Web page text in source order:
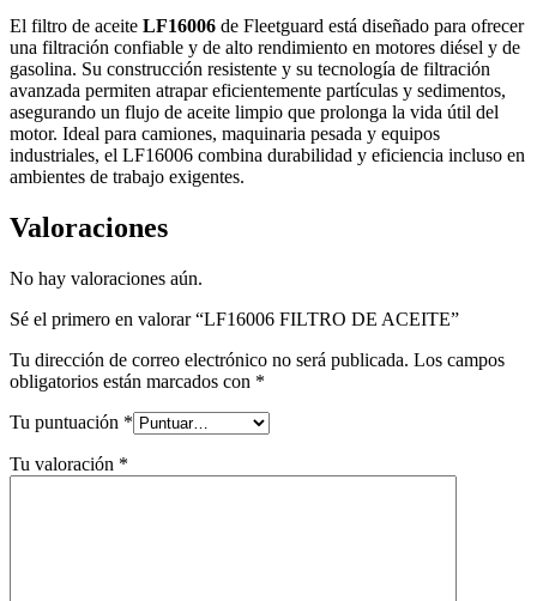
El filtro de aceite LF16006 de Fleetguard está diseñado para ofrecer
una filtración confiable y de alto rendimiento en motores diésel y de
gasolina. Su construcción resistente y su tecnología de filtración
avanzada permiten atrapar eficientemente partículas y sedimentos,
asegurando un flujo de aceite limpio que prolonga la vida útil del
motor. Ideal para camiones, maquinaria pesada y equipos
industriales, el LF16006 combina durabilidad y eficiencia incluso en
ambientes de trabajo exigentes.
Valoraciones
No hay valoraciones aún.
Sé el primero en valorar “LF16006 FILTRO DE ACEITE”
Tu dirección de correo electrónico no será publicada. Los campos
obligatorios están marcados con *
Tu puntuación *
Tu valoración *